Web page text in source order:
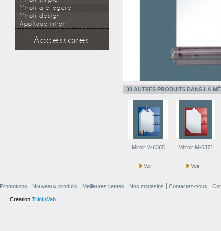
Miroir à étagère
Miroir design
Applique miroir
Accessoires
30 AUTRES PRODUITS DANS LA
Miroir M-6365
Voir
Mirroir M-6371
Voir
Promotions Nouveaux produits Meilleures ventes Nos magasins Contactez-nous
Création ThinkWeb